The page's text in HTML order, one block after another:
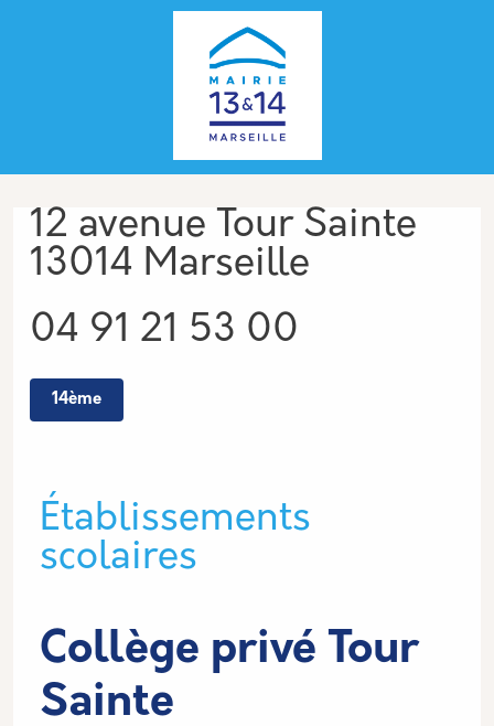
Aller au contenu principal
Adresse
12 avenue Tour Sainte
13014 Marseille
Téléphone
04 91 21 53 00
14ème
Type de lieu
Établissements
scolaires
Collège privé Tour
Sainte
Panneau de gestion des cookies